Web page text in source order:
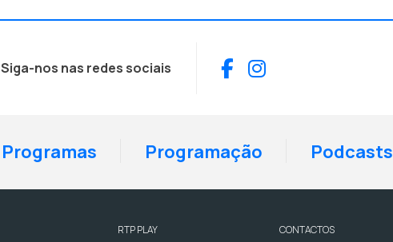
Siga-nos nas redes sociais Facebook
Instagram
Programas Programação Podcasts
RTP PLAY
CONTACTOS